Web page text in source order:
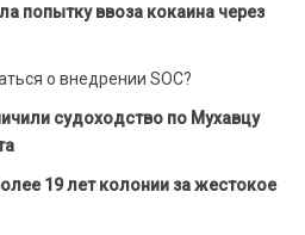
попытку ввоза кокаина через
о внедрении SOC?
судоходство по Мухавцу
19 лет колонии за жестокое